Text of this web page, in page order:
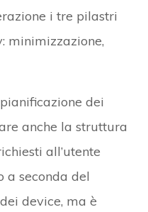
i tre pilastri
minimizzazione,
dei
anche la struttura
all’utente
a seconda del
device, ma è